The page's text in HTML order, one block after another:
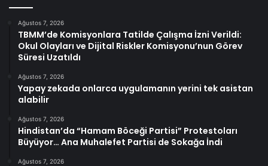
Ağustos 7, 2026
TBMM’de Komisyonlara Tatilde Çalışma İzni Verildi:
Okul Olayları ve Dijital Riskler Komisyonu’nun Görev
Süresi Uzatıldı
Ağustos 7, 2026
Yapay zekada onlarca uygulamanın yerini tek asistan
alabilir
Ağustos 7, 2026
Hindistan’da “Hamam Böceği Partisi” Protestoları
Büyüyor… Ana Muhalefet Partisi de Sokağa İndi
Ağustos 7, 2026